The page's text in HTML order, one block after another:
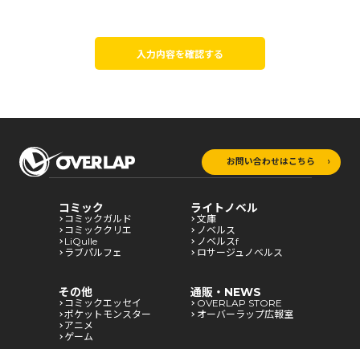
入力内容を確認する
お問い合わせはこちら
コミック
コミックガルド
コミッククリエ
LiQulle
ラブパルフェ
ライトノベル
文庫
ノベルス
ノベルスf
ロサージュノベルス
その他
コミックエッセイ
ポケットモンスター
アニメ
ゲーム
通販・NEWS
OVERLAP STORE
オーバーラップ広報室